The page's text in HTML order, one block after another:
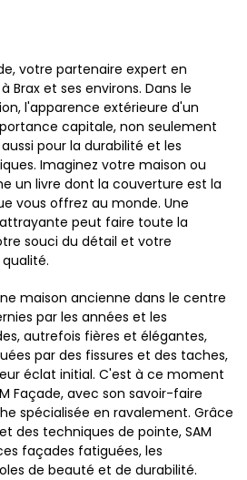
votre partenaire expert en
et ses environs. Dans le
l'apparence extérieure d'un
capitale, non seulement
pour la durabilité et les
Imaginez votre maison ou
un livre dont la couverture est la
vous offrez au monde. Une
peut faire toute la
souci du détail et votre
maison ancienne dans le centre
par les années et les
autrefois fières et élégantes,
par des fissures et des taches,
éclat initial. C'est à ce moment
Façade, avec son savoir-faire
spécialisée en ravalement. Grâce
des techniques de pointe, SAM
façades fatiguées, les
de beauté et de durabilité.